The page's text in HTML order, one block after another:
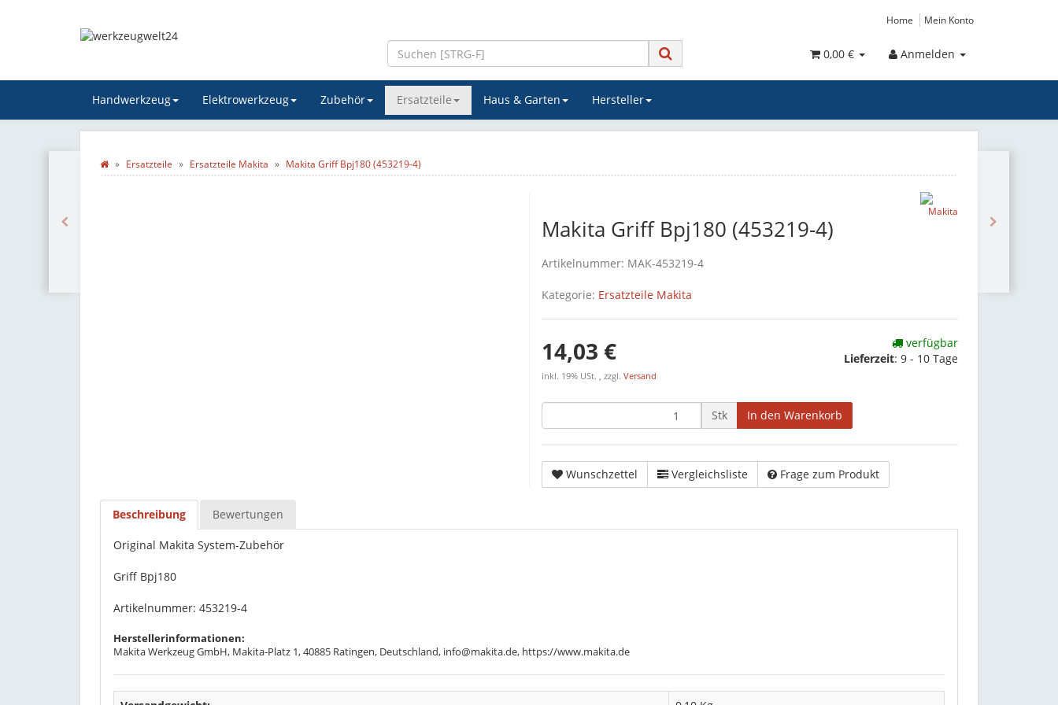
Home Mein Konto
Anmelden
0,00 €
Handwerkzeug Elektrowerkzeug Zubehör Ersatzteile Haus & Garten Hersteller
Ersatzteile Ersatzteile Makita Makita Griff Bpj180 (453219-4)
Makita Griff Bpj180 (453219-4)
Artikelnummer: MAK-453219-4
Kategorie: Ersatzteile Makita
14,03 €
inkl. 19% USt. , zzgl. Versand
verfügbar
Lieferzeit: 9 - 10 Tage
Stk In den Warenkorb
Wunschzettel Vergleichsliste Frage zum Produkt
Beschreibung Bewertungen
Original Makita System-Zubehör
Griff Bpj180
Artikelnummer: 453219-4
Herstellerinformationen:
Makita Werkzeug GmbH, Makita-Platz 1, 40885 Ratingen, Deutschland, info@makita.de, https://www.makita.de